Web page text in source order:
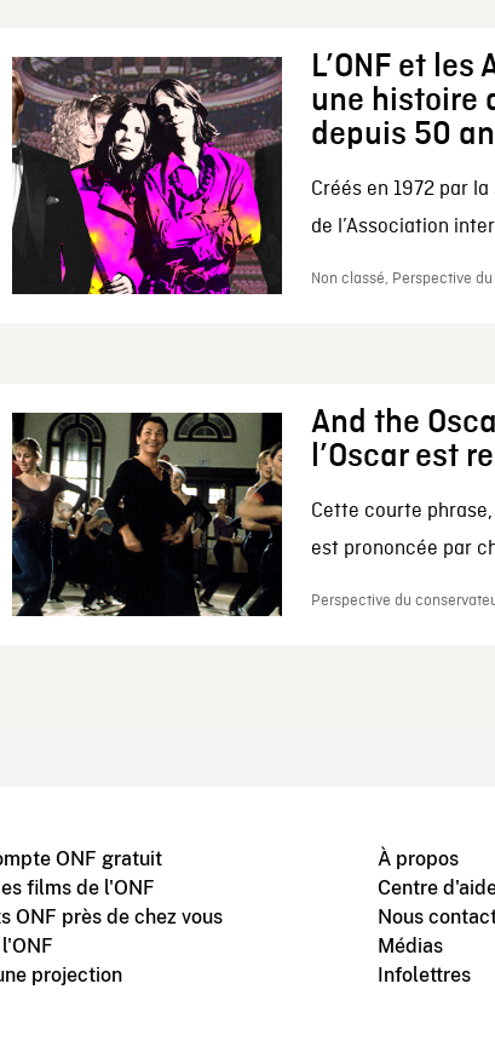
L’ONF et
une histoire
depuis 50
Créés en 1972 par
de l’Association
Non classé, Perspective
And the
l’Oscar est
Cette courte
est prononcée par
Perspective du
ONF gratuit
films de l'ONF
ONF près de chez vous
projection
À propos
Centre
Nous
Médias
Infolettres